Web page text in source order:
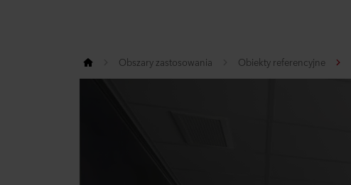
Obszary zastosowania Obiekty referencyjne